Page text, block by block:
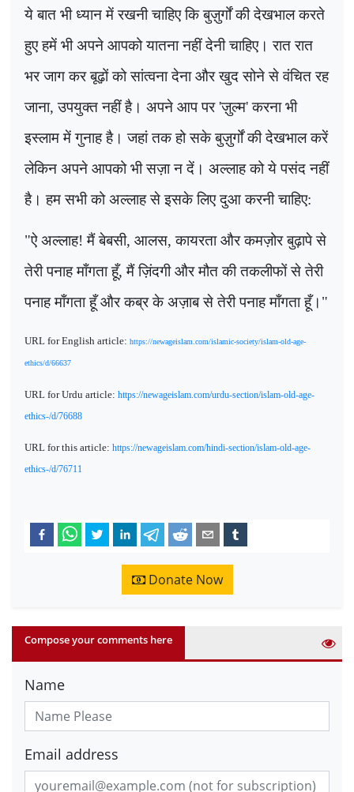
ये बात भी ध्यान में रखनी चाहिए कि बुज़ुर्गों की देखभाल करते
हुए हमें भी अपने आपको यातना नहीं देनी चाहिए। रात रात
भर जाग कर बूढ़ों को सांत्वना देना और खुद सोने से वंचित रह
जाना, उपयुक्त नहीं है। अपने आप पर'ज़ुल्म'करना भी
इस्लाम में गुनाह है। जहां तक हो सके बुज़ुर्गों की देखभाल करें
लेकिन अपने आपको भी सज़ा न दें। अल्लाह को ये पसंद नहीं
है। हम सभी को अल्लाह से इसके लिए दुआ करनी चाहिए:
"ऐ अल्लाह! मैं बेबसी, आलस,कायरता और कमज़ोर बुढ़ापे से
तेरी पनाह माँगता हूँ,मैं ज़िंदगी और मौत की तकलीफों से तेरी
पनाह माँगता हूँ और कब्र के अज़ाब से तेरी पनाह माँगता हूँ।"
URL for English article: https://newageislam.com/islamic-society/islam-old-age-
ethics/d/66637
URL for Urdu article: https://newageislam.com/urdu-section/islam-old-age-
ethics-/d/76688
URL for this article: https://newageislam.com/hindi-section/islam-old-age-
ethics-/d/76711
Donate Now
Compose your comments here
Name
Email address